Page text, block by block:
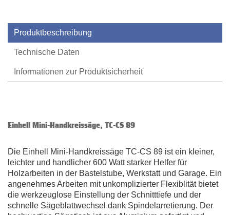
Produktbeschreibung
Technische Daten
Informationen zur Produktsicherheit
Einhell Mini-Handkreissäge, TC-CS 89
Die Einhell Mini-Handkreissäge TC-CS 89 ist ein kleiner,
leichter und handlicher 600 Watt starker Helfer für
Holzarbeiten in der Bastelstube, Werkstatt und Garage. Ein
angenehmes Arbeiten mit unkomplizierter Flexiblität bietet
die werkzeuglose Einstellung der Schnitttiefe und der
schnelle Sägeblattwechsel dank Spindelarretierung. Der